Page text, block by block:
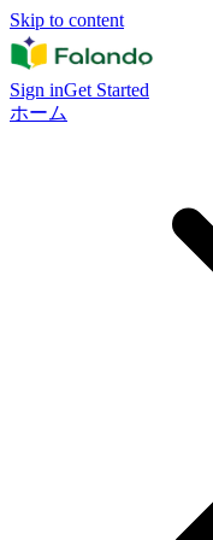
Skip to content
Sign inGet Started
ホーム